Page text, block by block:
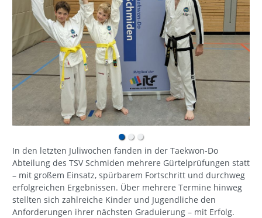
In den letzten Juliwochen fanden in der Taekwon-Do
Abteilung des TSV Schmiden mehrere Gürtelprüfungen statt
– mit großem Einsatz, spürbarem Fortschritt und durchweg
erfolgreichen Ergebnissen. Über mehrere Termine hinweg
stellten sich zahlreiche Kinder und Jugendliche den
Anforderungen ihrer nächsten Graduierung – mit Erfolg.